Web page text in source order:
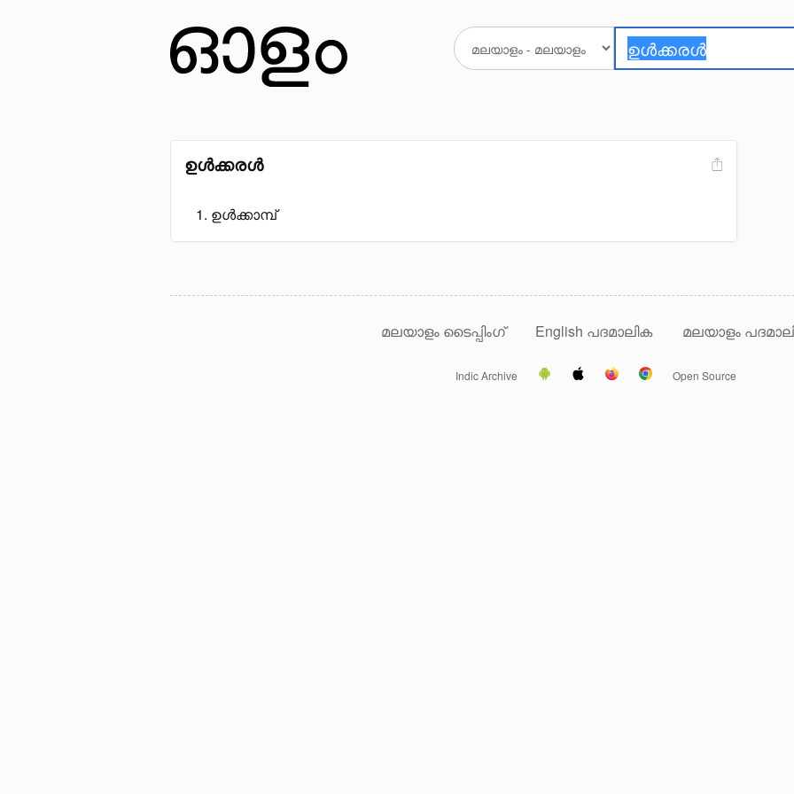
ഉൾക്കരൾ
ഉൾക്കാമ്പ്
മലയാളം ടൈപ്പിംഗ് English പദമാലിക മലയാളം
Indic Archive Open Source